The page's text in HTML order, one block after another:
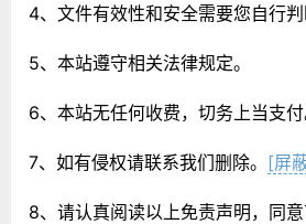
4、文件有效性和安全需要您自行判
5、本站遵守相关法律规定。
6、本站无任何收费，切务上当支付
7、如有侵权请联系我们删除。 [屏
8、请认真阅读以上免责声明，同